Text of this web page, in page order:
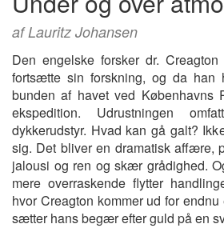
af Lauritz Johansen
Den engelske forsker dr.
fortsætte sin forskning, og da han
bunden af havet ved Københavns
ekspedition. Udrustningen
dykkerudstyr. Hvad kan gå galt?
sig. Det bliver en dramatisk affære,
jalousi og ren og skær grådighed.
mere overraskende flytter
hvor Creagton kommer ud for
sætter hans begær efter guld på en